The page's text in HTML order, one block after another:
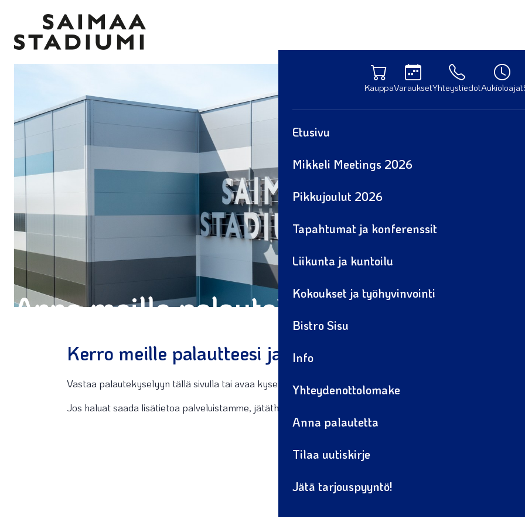
KauppaVarauksetYhteystiedotAukioloajat
Etusivu
Mikkeli Meetings 2026
Pikkujoulut 2026
Tapahtumat ja konferenssit
Liikunta ja kuntoilu
Kokoukset ja työhyvinvointi
Bistro Sisu
Info
Yhteydenottolomake
Anna palautetta
Tilaa uutiskirje
Jätä tarjouspyyntö!
Anna meille palautetta ja jaa
Kerro meille palautteesi ja kehitysideasi
Vastaa palautekyselyyn tällä sivulla tai avaa kysely uuteen ikkunaan
tästä linkistä.
Jos haluat saada lisätietoa palveluistamme, jätäthän meille